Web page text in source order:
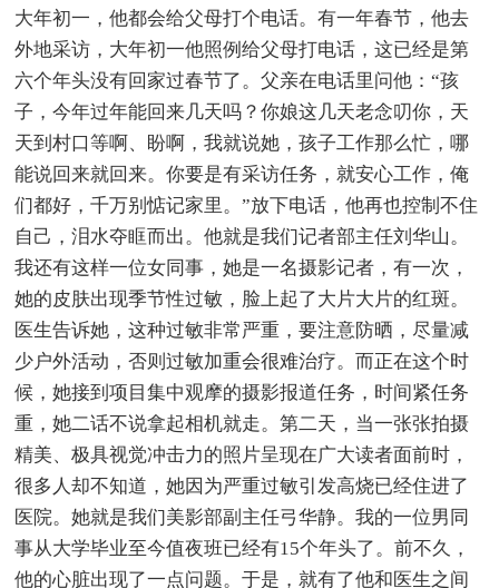
大年初一，他都会给父母打个电话。有一年春节，他去
外地采访，大年初一他照例给父母打电话，这已经是第
六个年头没有回家过春节了。父亲在电话里问他：“孩
子，今年过年能回来几天吗？你娘这几天老念叨你，天
天到村口等啊、盼啊，我就说她，孩子工作那么忙，哪
能说回来就回来。你要是有采访任务，就安心工作，俺
们都好，千万别惦记家里。”放下电话，他再也控制不住
自己，泪水夺眶而出。他就是我们记者部主任刘华山。
我还有这样一位女同事，她是一名摄影记者，有一次，
她的皮肤出现季节性过敏，脸上起了大片大片的红斑。
医生告诉她，这种过敏非常严重，要注意防晒，尽量减
少户外活动，否则过敏加重会很难治疗。而正在这个时
候，她接到项目集中观摩的摄影报道任务，时间紧任务
重，她二话不说拿起相机就走。第二天，当一张张拍摄
精美、极具视觉冲击力的照片呈现在广大读者面前时，
很多人却不知道，她因为严重过敏引发高烧已经住进了
医院。她就是我们美影部副主任弓华静。我的一位男同
事从大学毕业至今值夜班已经有15个年头了。前不久，
他的心脏出现了一点问题。于是，就有了他和医生之间